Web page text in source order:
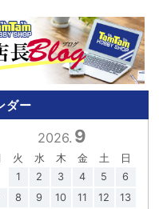
ダー
2026. 9
火 水 木 金 土
日
1
2 3 4 5
6
8 9 10 11 12
13